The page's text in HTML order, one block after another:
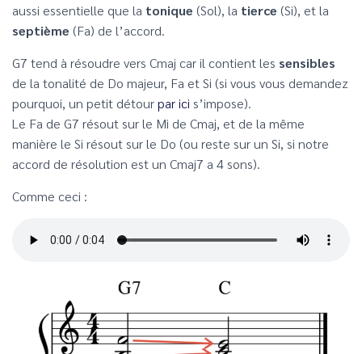
aussi essentielle que la tonique (Sol), la tierce (Si), et la
septième (Fa) de l’accord.
G7 tend à résoudre vers Cmaj car il contient les sensibles
de la tonalité de Do majeur, Fa et Si (si vous vous demandez
pourquoi, un petit détourpar ici s’impose).
Le Fa de G7 résout sur le Mi de Cmaj, et de la même
manière le Si résout sur le Do (ou reste sur un Si, si notre
accord de résolution est un Cmaj7 a 4 sons).
Comme ceci :